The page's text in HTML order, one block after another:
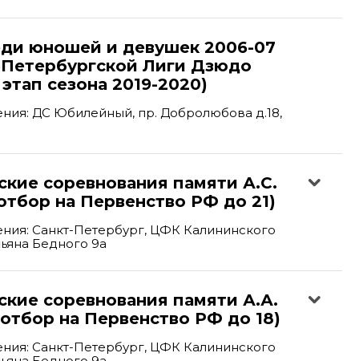
юношей и девушек 2006-07
Петербургской Лиги Дзюдо
сезона 2019-2020)
ДС Юбилейный, пр. Добролюбова д.18,
соревнования памяти А.С.
на Первенство РФ до 21)
Санкт-Петербург, ЦФК Калининского
Бедного 9а
соревнования памяти А.А.
на Первенство РФ до 18)
Санкт-Петербург, ЦФК Калининского